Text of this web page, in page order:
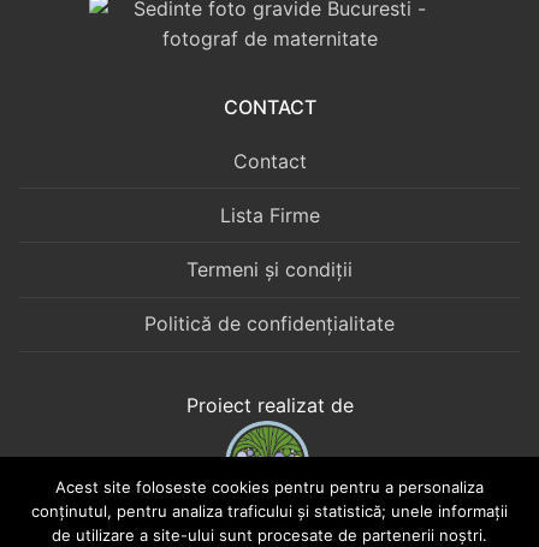
CONTACT
Contact
Lista Firme
Termeni și condiții
Politică de confidențialitate
Proiect realizat de
Web Boutique în Cotroceni
Acest site foloseste cookies pentru pentru a personaliza
conținutul, pentru analiza traficului și statistică; unele informații
de utilizare a site-ului sunt procesate de partenerii noștri.